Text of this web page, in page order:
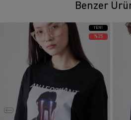
Benzer
YENI
ÜRÜN
%25